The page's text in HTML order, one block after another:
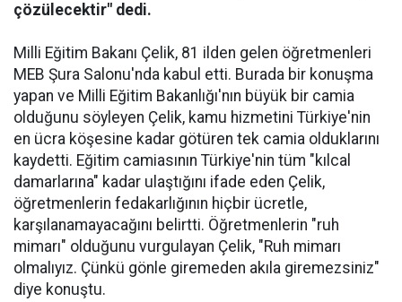
çözülecektir" dedi.
Milli Eğitim Bakanı Çelik, 81 ilden gelen öğretmenleri
MEB Şura Salonu'nda kabul etti. Burada bir konuşma
yapan ve Milli Eğitim Bakanlığı'nın büyük bir camia
olduğunu söyleyen Çelik, kamu hizmetini Türkiye'nin
en ücra köşesine kadar götüren tek camia olduklarını
kaydetti. Eğitim camiasının Türkiye'nin tüm "kılcal
damarlarına" kadar ulaştığını ifade eden Çelik,
öğretmenlerin fedakarlığının hiçbir ücretle,
karşılanamayacağını belirtti. Öğretmenlerin "ruh
mimarı" olduğunu vurgulayan Çelik, "Ruh mimarı
olmalıyız. Çünkü gönle giremeden akıla giremezsiniz"
diye konuştu.